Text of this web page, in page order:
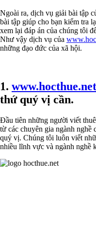
Ngoài ra, dịch vụ giải bài tập
bài tập giúp cho bạn kiểm tra
xem lại đáp án của chúng tôi
Như vậy dịch vụ của
những đạo đức của xã hội.
1. www.hocthue.net
thứ quý vị cần.
Đầu tiên những người viết
từ các chuyên gia ngành nghề
quý vị. Chúng tôi luôn viết
nhiều lĩnh vực và ngành nghề